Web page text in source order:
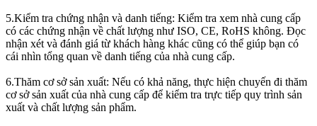
5.Kiểm tra chứng nhận và danh tiếng: Kiểm tra xem nhà cung cấp
có các chứng nhận về chất lượng như ISO, CE, RoHS không. Đọc
nhận xét và đánh giá từ khách hàng khác cũng có thể giúp bạn có
cái nhìn tổng quan về danh tiếng của nhà cung cấp.
6.Thăm cơ sở sản xuất: Nếu có khả năng, thực hiện chuyến đi thăm
cơ sở sản xuất của nhà cung cấp để kiểm tra trực tiếp quy trình sản
xuất và chất lượng sản phẩm.